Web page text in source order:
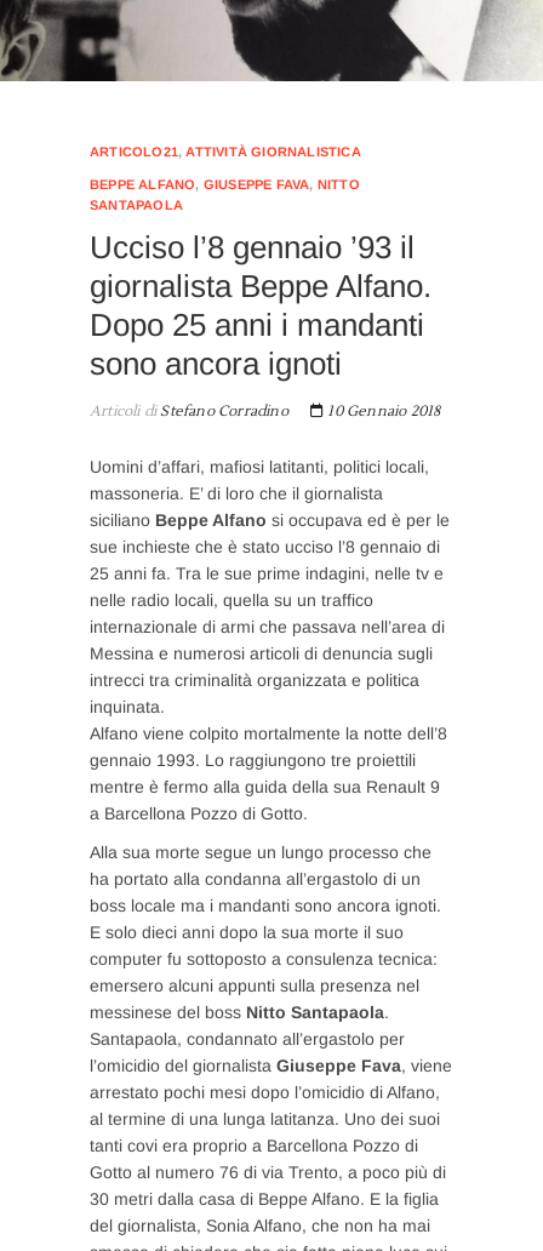
ARTICOLO21,ATTIVITÀ GIORNALISTICA
BEPPE ALFANO, GIUSEPPE FAVA, NITTO
SANTAPAOLA
Ucciso l’8 gennaio ’93 il
giornalista Beppe Alfano.
Dopo 25 anni i mandanti
sono ancora ignoti
Articoli diStefano Corradino 10 Gennaio 2018
Uomini d’affari, mafiosi latitanti, politici locali,
massoneria. E’ di loro che il giornalista
siciliano Beppe Alfano si occupava ed è per le
sue inchieste che è stato ucciso l’8 gennaio di
25 anni fa. Tra le sue prime indagini, nelle tv e
nelle radio locali, quella su un traffico
internazionale di armi che passava nell’area di
Messina e numerosi articoli di denuncia sugli
intrecci tra criminalità organizzata e politica
inquinata.
Alfano viene colpito mortalmente la notte dell’8
gennaio 1993. Lo raggiungono tre proiettili
mentre è fermo alla guida della sua Renault 9
a Barcellona Pozzo di Gotto.
Alla sua morte segue un lungo processo che
ha portato alla condanna all’ergastolo di un
boss locale ma i mandanti sono ancora ignoti.
E solo dieci anni dopo la sua morte il suo
computer fu sottoposto a consulenza tecnica:
emersero alcuni appunti sulla presenza nel
messinese del boss Nitto Santapaola.
Santapaola, condannato all’ergastolo per
l’omicidio del giornalista Giuseppe Fava, viene
arrestato pochi mesi dopo l’omicidio di Alfano,
al termine di una lunga latitanza. Uno dei suoi
tanti covi era proprio a Barcellona Pozzo di
Gotto al numero 76 di via Trento, a poco più di
30 metri dalla casa di Beppe Alfano. E la figlia
del giornalista, Sonia Alfano, che non ha mai